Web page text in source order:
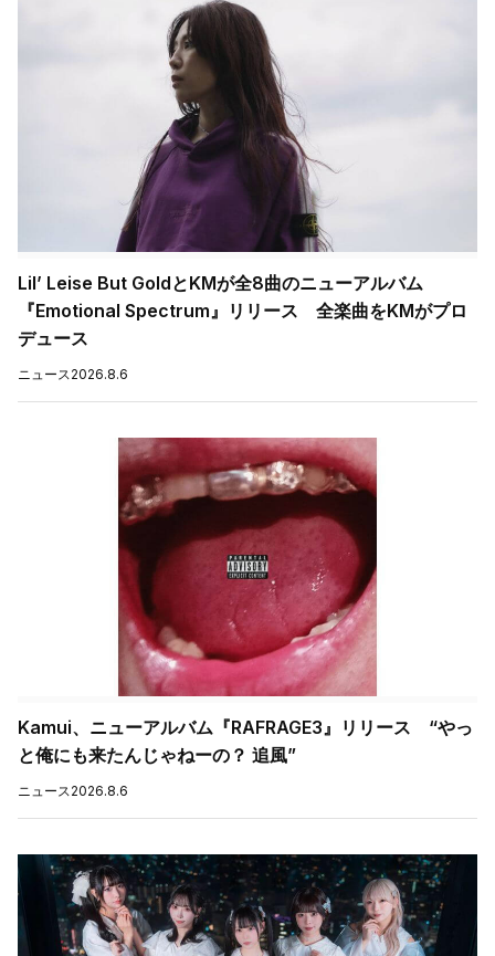
Lil’ Leise But GoldとKMが全8曲のニューアルバム
『Emotional Spectrum』リリース 全楽曲をKMがプロ
デュース
ニュース2026.8.6
Kamui、ニューアルバム『RAFRAGE3』リリース “やっ
と俺にも来たんじゃねーの？ 追風”
ニュース2026.8.6